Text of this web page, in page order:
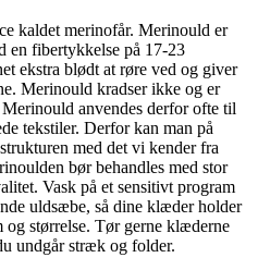
kaldet merinofår. Merinould er
en fibertykkelse på 17-23
ekstra blødt at røre ved og giver
Merinould kradser ikke og er
anvendes derfor ofte til
tekstiler. Derfor kan man på
med det vi kender fra
bør behandles med stor
Vask på et sensitivt program
uldsæbe, så dine klæder holder
størrelse. Tør gerne klæderne
undgår stræk og folder.